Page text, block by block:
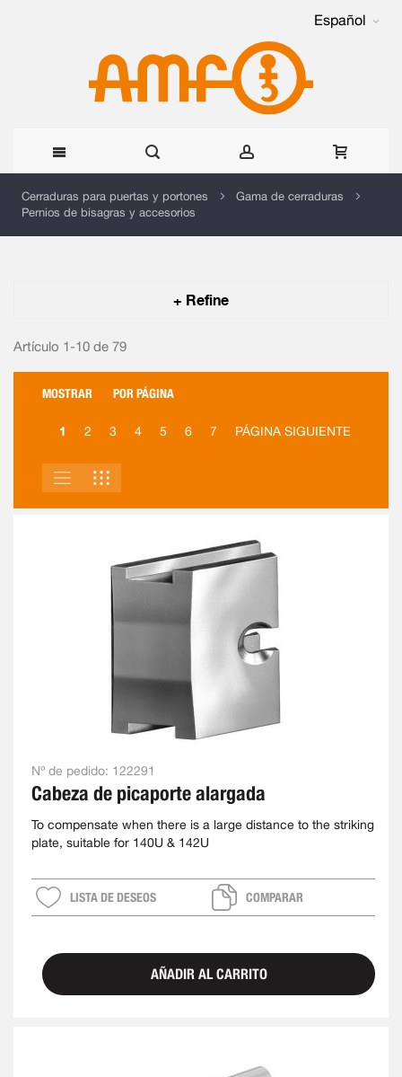
Español
Cerraduras para puertas y portones
Gama de cerraduras
Pernios de bisagras y accesorios
+ Refine
Artículo 1-10 de 79
MOSTRAR POR PÁGINA
1 2 3 4 5 6 7 PÁGINA SIGUIENTE
VER
COMO
LISTA
Nº de pedido: 122291
Cabeza de picaporte alargada
To compensate when there is a large distance to the striking
plate, suitable for 140U & 142U
LISTA DE DESEOS COMPARAR
AÑADIR AL CARRITO